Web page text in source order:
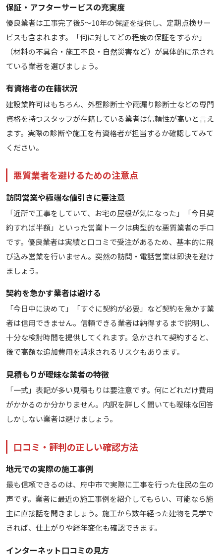
保証・アフターサービスの充実度
優良業者は工事完了後5〜10年の保証を提供し、定期点検サー
ビスも含まれます。「何に対してどの程度の保証をするか」
（材料の不具合・施工不良・自然災害など）が具体的に示され
ている業者を選びましょう。
有資格者の在籍状況
建設業許可はもちろん、外壁診断士や雨漏り診断士などの専門
資格を持つスタッフが在籍している業者は信頼性が高いと言え
ます。実際の診断や施工を有資格者が担当するか確認してみて
ください。
悪質業者を避けるための注意点
訪問営業や極端な値引きに要注意
「近所で工事をしていて、お宅の屋根が気になった」「今日契
約すれば半額」といった営業トークは典型的な悪質業者の手口
です。優良業者は実績と口コミで受注があるため、基本的に飛
び込み営業を行いません。突然の訪問・電話営業は即決を避け
ましょう。
契約を急かす業者は避ける
「今日中に決めて」「すぐに契約が必要」など契約を急かす業
者は信用できません。信頼できる業者は納得するまで説明し、
十分な検討時間を提供してくれます。急かされて契約すると、
後で高額な追加費用を請求されるリスクもあります。
見積もりが曖昧な業者の特徴
「一式」表記が多い見積もりは要注意です。何にどれだけ費用
がかかるのか分かりません。内訳を詳しく聞いても曖昧な回答
しかしない業者は避けましょう。
口コミ・評判の正しい確認方法
地元での実際の施工事例
最も信頼できるのは、府中市で実際に工事を行った住民の生の
声です。業者に最近の施工事例を紹介してもらい、可能なら施
主に直接話を聞きましょう。施工から数年経った建物を見学で
きれば、仕上がりや経年変化も確認できます。
インターネット口コミの見方